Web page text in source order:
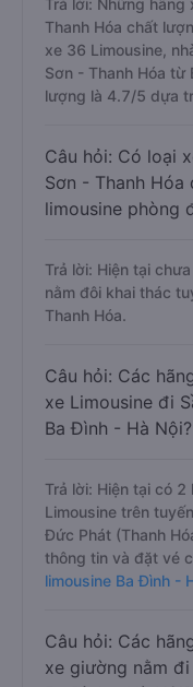
tốt, xuất sắc, cao
Trả lời: Những hãng
Thanh Hóa chất
Sơn - Thanh Hóa từ
lượng là 4.7/5 dựa
Sơn - Thanh
limousine phòng
nằm đôi khai thác
Thanh Hóa.
xe Limousine đi
Ba Đình - Hà Nội?
Trả lời: Hiện tại có
Limousine trên
thông tin và đặt vé
limousine Ba Đình -